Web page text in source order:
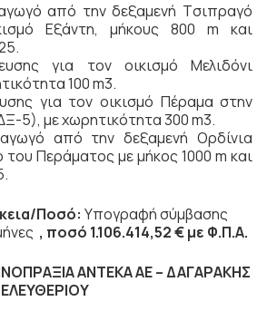
από την δεξαμενή Tσιπραγό
Εξάντη, μήκους 800 m και
για τον οικισμό Μελιδόνι
100 m3.
για τον οικισμό Πέραμα στην
5), με χωρητικότητα 300 m3.
από την δεξαμενή Ορδίνια
Περάματος με μήκος 1000 m και
Ποσό: Υπογραφή σύμβασης
, ποσό 1.106.414,52 € με Φ.Π.Α.
ΑΝΤΕΚΑ ΑΕ – ΔΑΓΑΡΑΚΗΣ